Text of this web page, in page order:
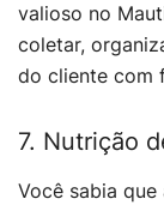
valioso no
coletar,
do cliente com
7. Nutrição
Você sabia